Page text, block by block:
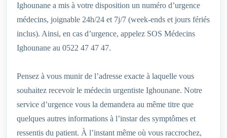
Ighounane a mis à votre disposition un numéro d’urgence
médecins, joignable 24h/24 et 7j/7 (week-ends et jours fériés
inclus). Ainsi, en cas d’urgence, appelez SOS Médecins
Ighounane au 0522 47 47 47.
Pensez à vous munir de l’adresse exacte à laquelle vous
souhaitez recevoir le médecin urgentiste Ighounane. Notre
service d’urgence vous la demandera au même titre que
quelques autres informations à l’instar des symptômes et
ressentis du patient. À l’instant même où vous raccrochez,